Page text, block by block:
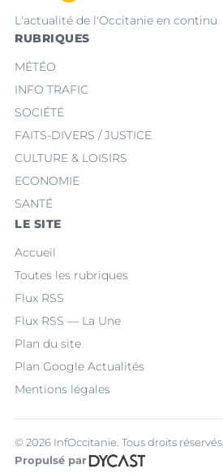
L'actualité de l'Occitanie en continu
RUBRIQUES
MÉTÉO
INFO TRAFIC
SOCIÉTÉ
FAITS-DIVERS / JUSTICE
CULTURE & LOISIRS
ECONOMIE
SANTÉ
LE SITE
Accueil
Toutes les rubriques
Flux RSS
Flux RSS — La Une
Plan du site
Plan Google Actualités
Mentions légales
© 2026 InfOccitanie. Tous droits réservés.
Propulsé par